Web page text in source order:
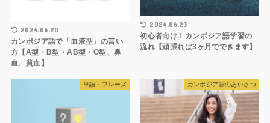
2024.06.20
カンボジア語で「血液型」の言い
方【A型・B型・AB型・O型、鼻
血、貧血】
2024.06.23
初心者向け！カンボジア語学習の
流れ【頑張れば3ヶ月でできます】
単語・フレーズ カンボジア語のあいさつ